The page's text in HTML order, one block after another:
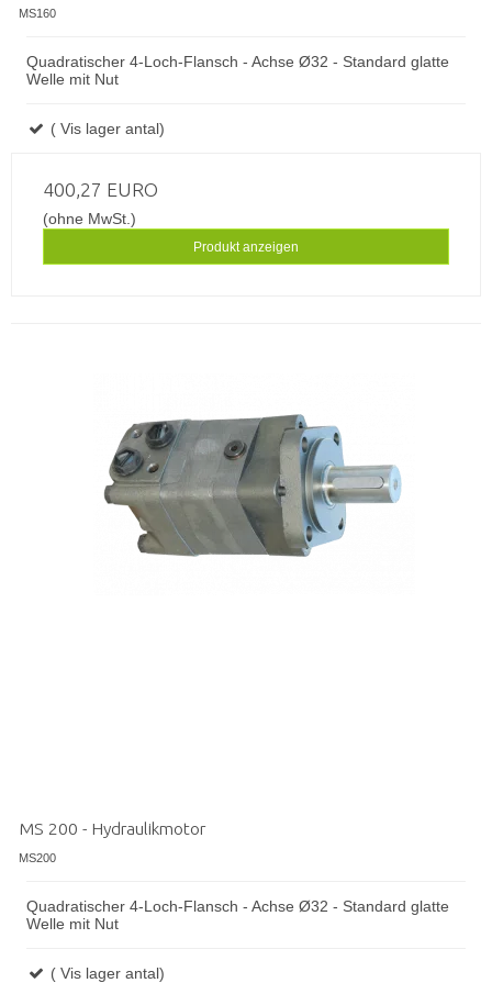
MS160
Quadratischer 4-Loch-Flansch - Achse Ø32 - Standard glatte
Welle mit Nut
( Vis lager antal)
400,27 EURO
(ohne MwSt.)
Produkt anzeigen
MS 200 - Hydraulikmotor
MS200
Quadratischer 4-Loch-Flansch - Achse Ø32 - Standard glatte
Welle mit Nut
( Vis lager antal)